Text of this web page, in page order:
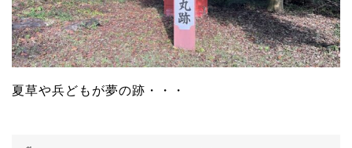
夏草や兵どもが夢の跡・・・